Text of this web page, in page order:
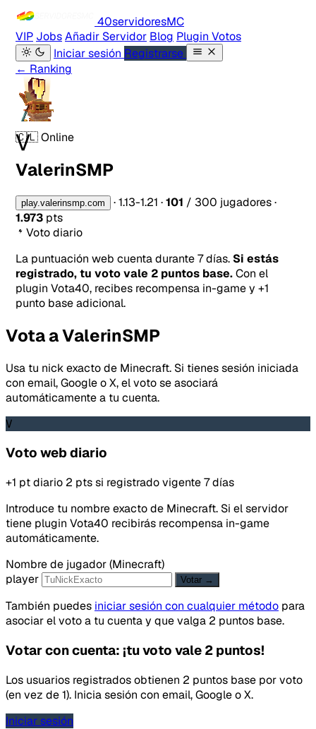
40servidoresMC
VIP JobsAñadir Servidor Blog Plugin Votos
Iniciar sesión Registrarse
← Ranking
V
🇨🇱Online
ValerinSMP
play.valerinsmp.com ·1.13-1.21 ·101 / 300 jugadores·
1.973 pts
Voto diario
La puntuación web cuenta durante 7 días. Si estás
registrado, tu voto vale 2 puntos base.Con el
plugin Vota40, recibes recompensa in-game y +1
punto base adicional.
Vota a ValerinSMP
Usa tu nick exacto de Minecraft. Si tienes sesión iniciada
con email, Google o X, el voto se asociará
automáticamente a tu cuenta.
V
Voto web diario
+1 pt diario 2 pts si registradovigente 7 días
Introduce tu nombre exacto de Minecraft. Si el servidor
tiene plugin Vota40 recibirás recompensa in-game
automáticamente.
Nombre de jugador (Minecraft)
player
Votar →
También puedes iniciar sesión con cualquier método para
asociar el voto a tu cuenta y que valga 2 puntos base.
Votar con cuenta: ¡tu voto vale 2 puntos!
Los usuarios registrados obtienen 2 puntos base por voto
(en vez de 1). Inicia sesión con email, Google o X.
Iniciar sesión